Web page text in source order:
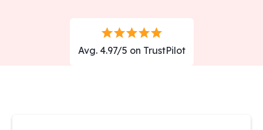
Avg. 4.97/5 on TrustPilot